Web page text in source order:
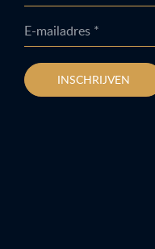
E-mailadres *
INSCHRIJVEN